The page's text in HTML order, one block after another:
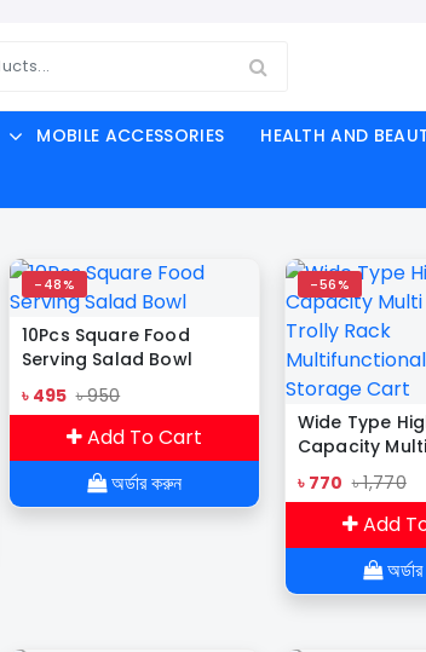
MOBILE ACCESSORIES HEALTH AND
-48%
10Pcs Square Food
Serving Salad Bowl
৳ 495 ৳ 950
Add To Cart
অর্ডার করুন
-56%
Wide Type
Capacity
Trolly Rack
Storage Cart
৳ 770 ৳ 1,770
Add